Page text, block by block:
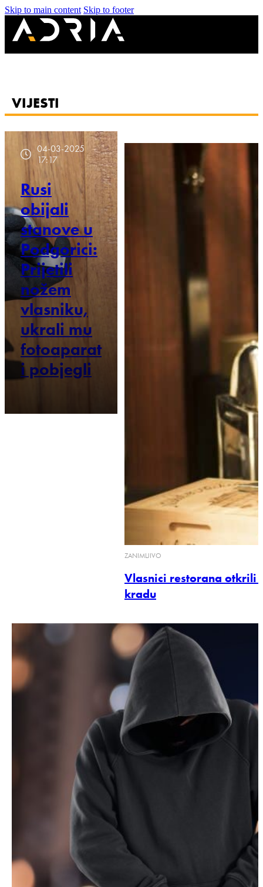
Skip to main content Skip to footer
VIJESTI
04-03-2025
17:17
Rusi
obijali
stanove u
Podgorici:
Prijetili
nožem
vlasniku,
ukrali mu
fotoaparat
i pobjegli
ZANIMLJIVO
Vlasnici restorana otkrili
kradu